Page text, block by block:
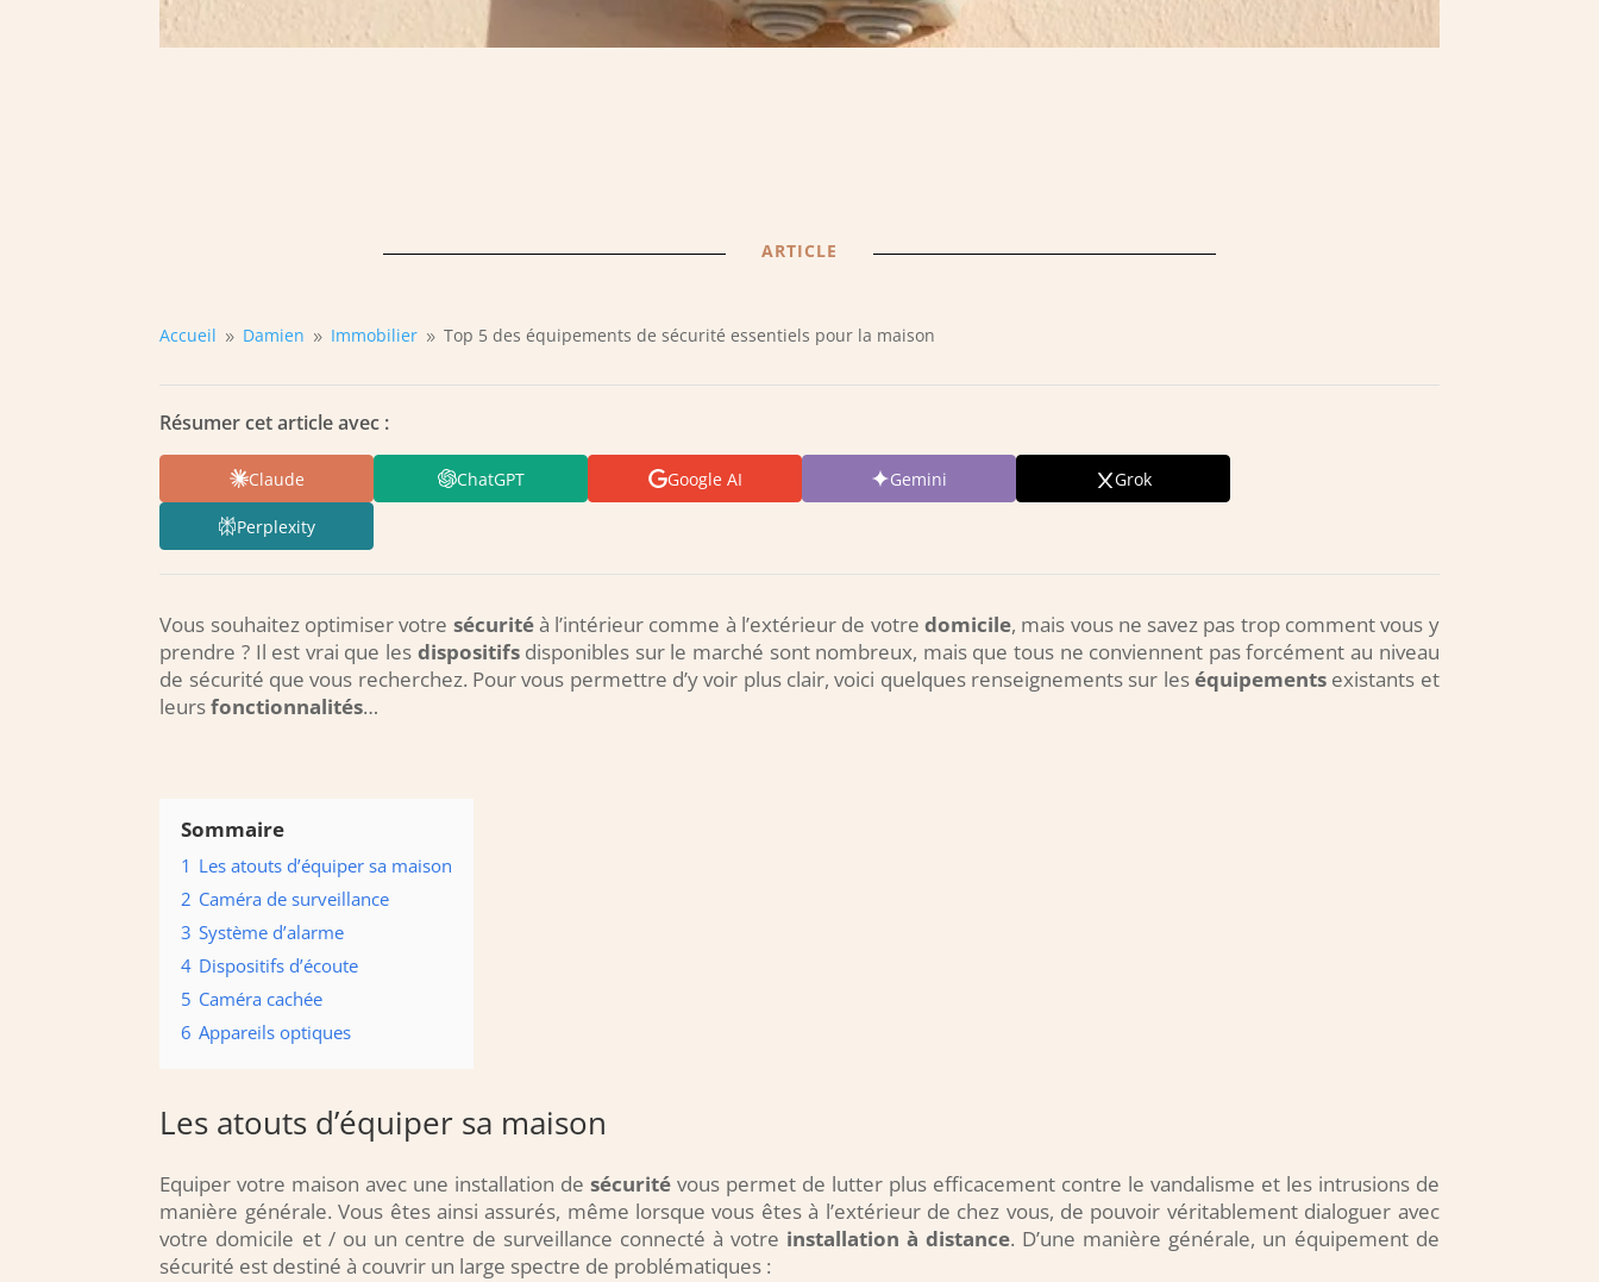
ARTICLE
Accueil 9 Damien 9 Immobilier 9 Top 5 des équipements de sécurité essentiels pour la maison
Résumer cet article avec :
Claude ChatGPT Google AI Gemini Grok
Perplexity
Vous souhaitez optimiser votre sécuritéà l’intérieur comme à l’extérieur de votre domicile, mais vous ne savez pas trop comment vous y
prendre ? Il est vrai que les dispositifsdisponibles sur le marché sont nombreux, mais que tous ne conviennent pas forcément au niveau
de sécurité que vous recherchez. Pour vous permettre d’y voir plus clair, voici quelques renseignements sur leséquipementsexistants et
leursfonctionnalités…
Sommaire
1 Les atouts d’équiper sa maison
2 Caméra de surveillance
3 Système d’alarme
4 Dispositifs d’écoute
5 Caméra cachée
6 Appareils optiques
Les atouts d’équiper sa maison
Equiper votre maison avec une installation desécurité vous permet de lutter plus efficacement contre le vandalisme et les intrusions de
manière générale. Vous êtes ainsi assurés, même lorsque vous êtes à l’extérieur de chez vous, de pouvoir véritablement dialoguer avec
votre domicile et / ou un centre de surveillance connecté à votre installation à distance. D’une manière générale, un équipement de
sécurité est destiné à couvrir un large spectre de problématiques :